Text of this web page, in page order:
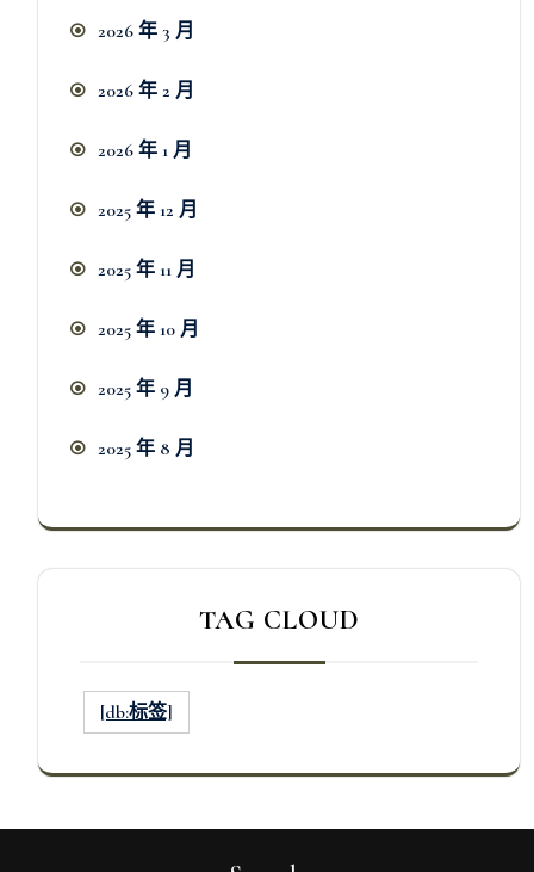
2026 年 3 月
2026 年 2 月
2026 年 1 月
2025 年 12 月
2025 年 11 月
2025 年 10 月
2025 年 9 月
2025 年 8 月
TAG CLOUD
[db:标签]